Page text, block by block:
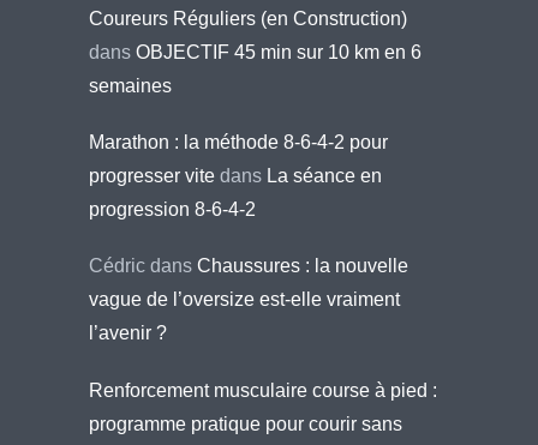
Coureurs Réguliers (en Construction)
dans OBJECTIF 45 min sur 10 km en 6
semaines
Marathon : la méthode 8-6-4-2 pour
progresser vite dans La séance en
progression 8-6-4-2
Cédric dans Chaussures : la nouvelle
vague de l’oversize est-elle vraiment
l’avenir ?
Renforcement musculaire course à pied :
programme pratique pour courir sans